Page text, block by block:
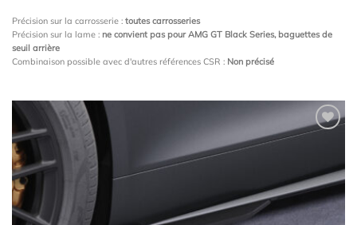
Précision sur la carrosserie : toutes carrosseries
Précision sur la lame : ne convient pas pour AMG GT Black Series, baguettes de
seuil arrière
Combinaison possible avec d'autres références CSR : Non précisé
à la
wishlist